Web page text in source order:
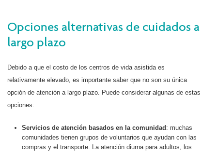
Opciones alternativas de cuidados a
largo plazo
Debido a que el costo de los centros de vida asistida es
relativamente elevado, es importante saber que no son su única
opción de atención a largo plazo. Puede considerar algunas de estas
opciones:
Servicios de atención basados en la comunidad : muchas
comunidades tienen grupos de voluntarios que ayudan con las
compras y el transporte. La atención diurna para adultos, los